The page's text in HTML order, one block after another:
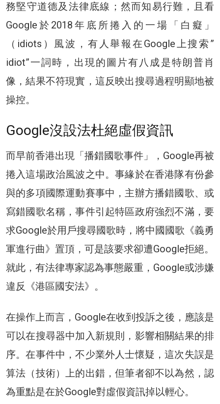
務堅守道德及法律底線；然而知易行難，且看
Google於2018年底所捲入的一場「白癡」
（idiots）風波，有人舉報在Google上搜索”
idiot”一詞時，出現的圖片有八成是特朗普肖
像，結果不符現實，這反映出搜尋過程明顯地被
操控。
Google沒設法杜絕虛假資訊
而早前香港出現「播錯國歌事件」，Google再被
捲入這場政治風波之中。事緣於在香港隊有份參
與的多項國際運動賽事中，主辦方播錯國歌、或
寫錯國歌名稱，事件引起特區政府強烈不滿，要
求Google於用戶搜尋國歌時，將中國國歌《義勇
軍進行曲》置頂，可是該要求卻遭Google拒絕。
就此，有法律專家認為事態嚴重，Google或涉嫌
違反《港區國安法》。
在操作上而言，Google在收到投訴之後，應該是
可以在搜尋器中加入新規則，影響相關結果的排
序。在事件中，不少業外人士懷疑，這次失誤是
算法（技術）上的出錯，但筆者卻不以為然，認
為重點是在於Google對虛假資訊掉以輕心。